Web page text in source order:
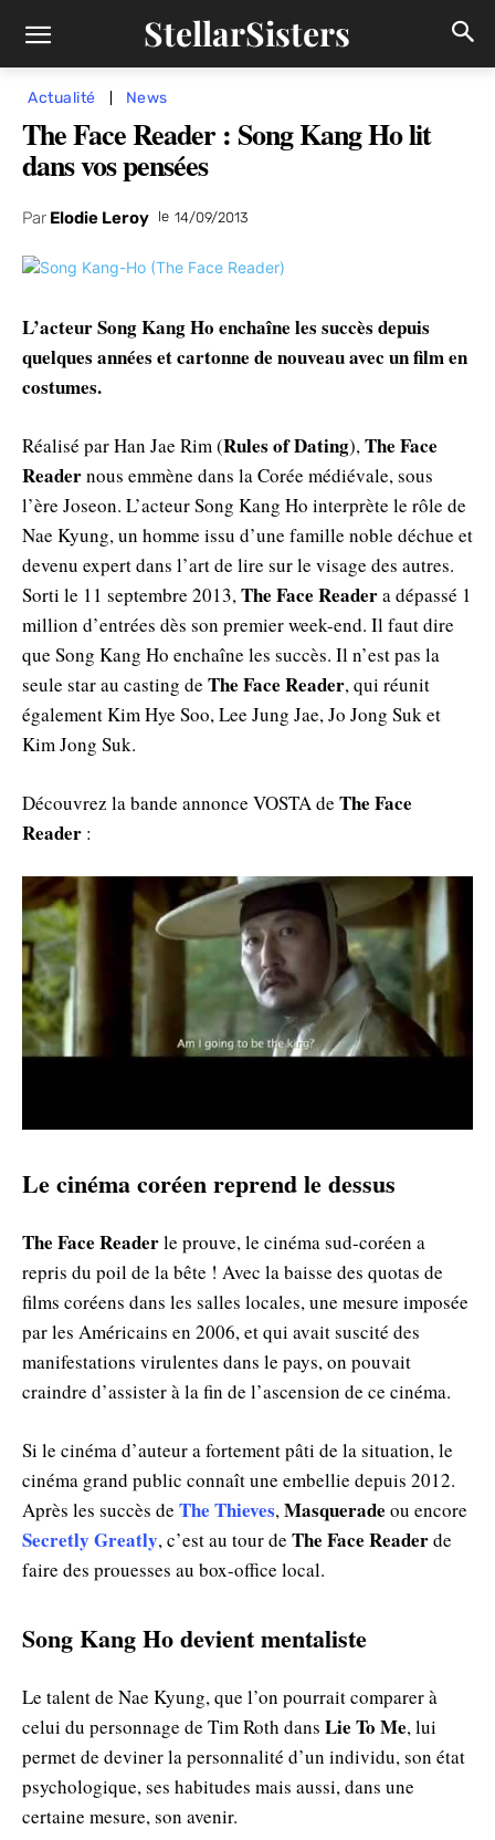
StellarSisters
Actualité News
The Face Reader : Song Kang Ho lit
dans vos pensées
Par Elodie Leroy le 14/09/2013
L’acteur Song Kang Ho enchaîne les succès depuis
quelques années et cartonne de nouveau avec un film en
costumes.
Réalisé par Han Jae Rim (Rules of Dating),The Face
Readernous emmène dans la Corée médiévale, sous
l’ère Joseon. L’acteur Song Kang Ho interprète le rôle de
Nae Kyung, un homme issu d’une famille noble déchue et
devenu expert dans l’art de lire sur le visage des autres.
Sorti le 11 septembre 2013,The Face Readera dépassé 1
million d’entrées dès son premier week-end. Il faut dire
que Song Kang Ho enchaîne les succès. Il n’est pas la
seule star au casting de The Face Reader, qui réunit
également Kim Hye Soo, Lee Jung Jae, Jo Jong Suk et
Kim Jong Suk.
Découvrez la bande annonce VOSTA de The Face
Reader :
Le cinéma coréen reprend le dessus
The Face Readerle prouve, le cinéma sud-coréen a
repris du poil de la bête ! Avec la baisse des quotas de
films coréens dans les salles locales, une mesure imposée
par les Américains en 2006, et qui avait suscité des
manifestations virulentes dans le pays, on pouvait
craindre d’assister à la fin de l’ascension de ce cinéma.
Si le cinéma d’auteur a fortement pâti de la situation, le
cinéma grand public connaît une embellie depuis 2012.
Après les succès de The Thieves,Masquerade ou encore
Secretly Greatly, c’est au tour de The Face Readerde
faire des prouesses au box-office local.
Song Kang Ho devient mentaliste
Le talent de Nae Kyung, que l’on pourrait comparer à
celui du personnage de Tim Roth dans Lie To Me, lui
permet de deviner la personnalité d’un individu, son état
psychologique, ses habitudes mais aussi, dans une
certaine mesure, son avenir.